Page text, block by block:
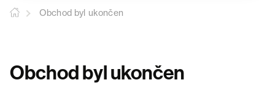
Obchod byl ukončen
Obchod byl ukončen